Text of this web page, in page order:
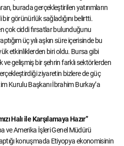
burada gerçekleştirilen yatırımların
görünürlük sağladığını belirtti.
çok ciddi fırsatlar bulunduğunu
üç yılı aşkın süre içerisinde bu
etkinliklerden biri oldu. Bursa gibi
gelişmiş bir şehrin farklı sektörlerden
ziyaretin bizlere de güç
Kurulu Başkanı İbrahim Burkay’a
Halı ile Karşılamaya Hazır”
ve Amerika İşleri Genel Müdürü
konuşmada Etiyopya ekonomisinin